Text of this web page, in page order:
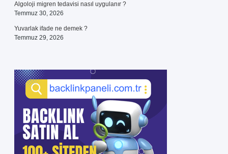
Algoloji migren tedavisi nasıl uygulanır ?
Temmuz 30, 2026
Yuvarlak ifade ne demek ?
Temmuz 29, 2026